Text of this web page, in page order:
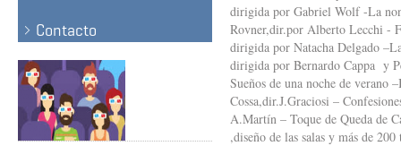
Contacto
dirigida por Gabriel Wolf -La
Rovner,dir.por Alberto Lecchi -
dirigida por Natacha Delgado
dirigida por Bernardo Cappa y
Sueños de una noche de
Cossa,dir.J.Graciosi –
A.Martín – Toque de Queda de
,diseño de las salas y más de